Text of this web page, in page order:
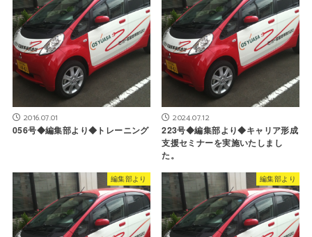
2016.07.01
056号◆編集部より◆トレーニング
2024.07.12
223号◆編集部より◆キャリア形成
支援セミナーを実施いたしまし
た。
編集部より 編集部より